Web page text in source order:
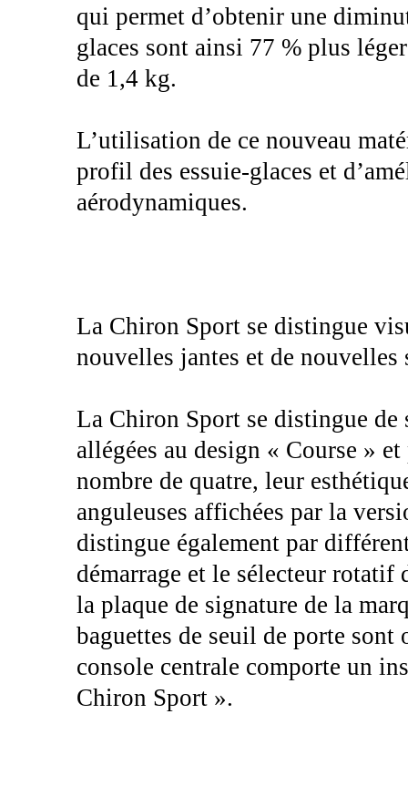
qui permet d’obtenir une
glaces sont ainsi 77 % plus
de 1,4 kg.
L’utilisation de ce nouveau
profil des essuie-glaces et
aérodynamiques.
La Chiron Sport se distingue
nouvelles jantes et de nouvelles
La Chiron Sport se distingue de
allégées au design « Course »
nombre de quatre, leur
anguleuses affichées par la
distingue également par
démarrage et le sélecteur
la plaque de signature de la
baguettes de seuil de porte sont
console centrale comporte un
Chiron Sport ».